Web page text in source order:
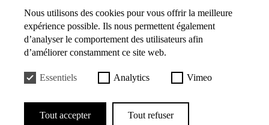
Présentation
Originaire de Toulouse, où il fonde en 2023 le collectif Melted
Milk avec Clara Lou Munié, Andrea Givanovitch est basé à
Paris. Diplômé du CRR de Toulouse, il rejoint la Compagnie
Juvenil del Ballet Classic de Cataluña, puis étudie à SEAD
Jalet, Mathilde Monnier, Alex Baczinky-Jenkins, Patricia
Apergi, Jan Lauwers, François et Christian Ben Aïm, ainsi que
Nous utilisons des cookies pour vous offrir la meilleure
expérience possible. Ils nous permettent également
d’analyser le comportement des utilisateurs afin
d’améliorer constamment ce site web.
Essentiels Analytics Vimeo
Tout accepter Tout refuser